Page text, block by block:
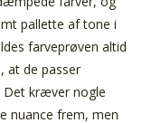
pallette af tone i
farveprøven altid
at de passer
Det kræver nogle
nuance frem, men